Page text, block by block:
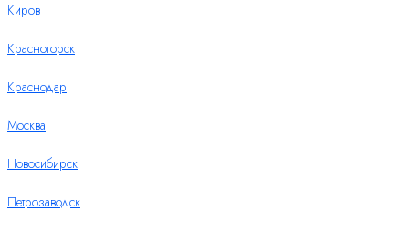
Киров
Красногорск
Краснодар
Москва
Новосибирск
Петрозаводск